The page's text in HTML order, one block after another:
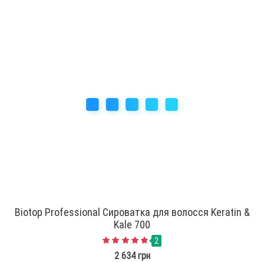
Biotop Professional Сироватка для волосся Keratin &
Kale 700
2
2 634 грн